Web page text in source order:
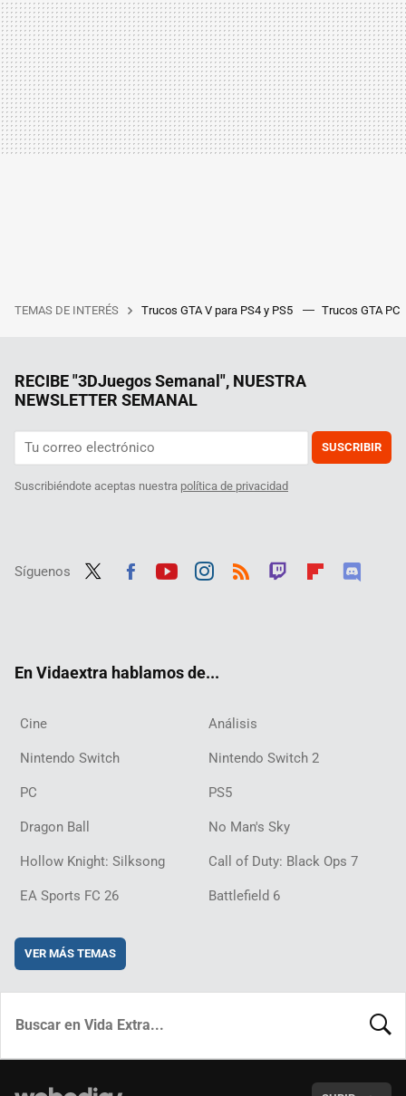
TEMAS DE INTERÉS Trucos GTA V para PS4 y PS5 Trucos GTA PC
RECIBE "3DJuegos Semanal", NUESTRA
NEWSLETTER SEMANAL
SUSCRIBIR
Suscribiéndote aceptas nuestra política de privacidad
Síguenos
En Vidaextra hablamos de...
Cine Análisis
Nintendo Switch Nintendo Switch 2
PC PS5
Dragon Ball No Man's Sky
Hollow Knight: Silksong Call of Duty: Black Ops 7
EA Sports FC 26 Battlefield 6
VER MÁS TEMAS